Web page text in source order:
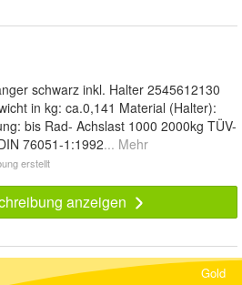
schwarz inkl. Halter 2545612130
in kg: ca.0,141 Material (Halter):
bis Rad- Achslast 1000 2000kg TÜV-
76051-1:1992... Mehr
erstellt
anzeigen
Gold